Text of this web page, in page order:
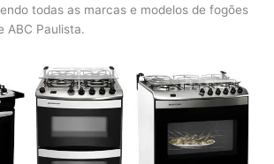
todas as marcas e modelos de fogões
ABC Paulista.